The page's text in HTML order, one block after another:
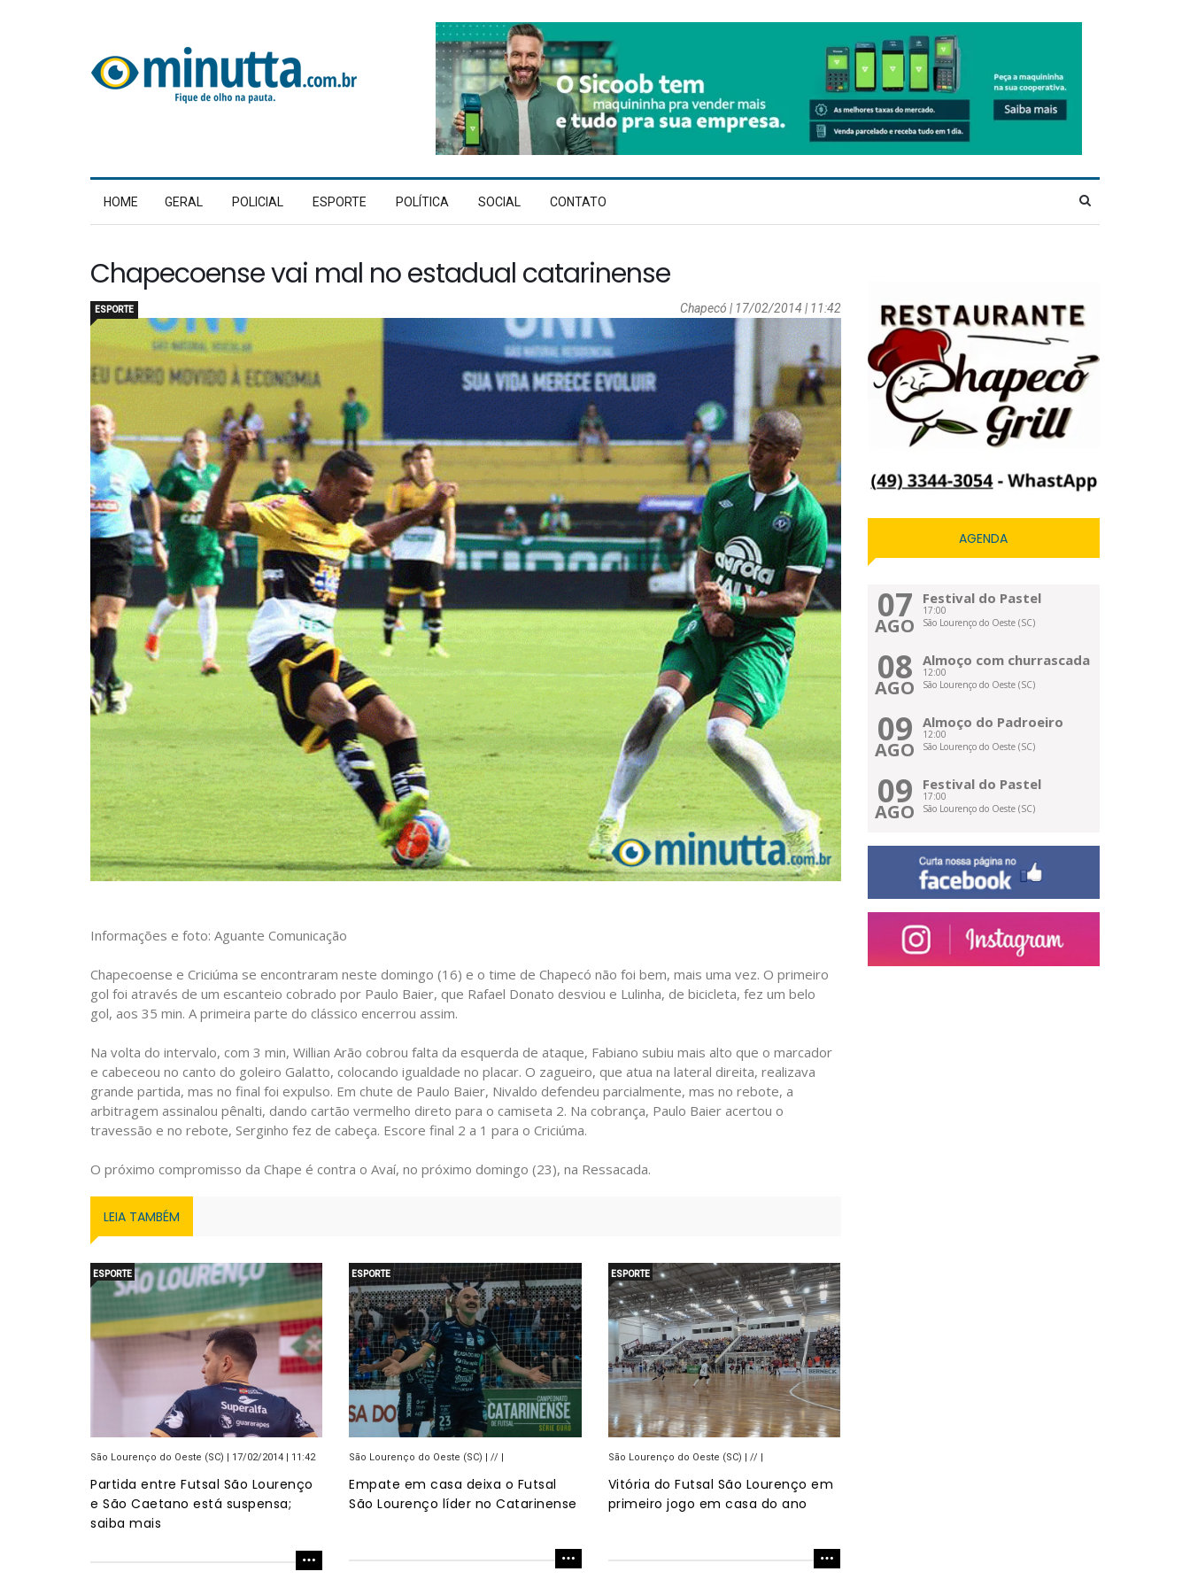
HOME GERAL POLICIAL ESPORTE POLÍTICA SOCIAL CONTATO
Chapecoense vai mal no estadual catarinense
ESPORTE Chapecó | 17/02/2014 | 11:42
Informações e foto: Aguante Comunicação
Chapecoense e Criciúma se encontraram neste domingo (16) e o time de Chapecó não foi bem, mais uma vez. O primeiro
gol foi através de um escanteio cobrado por Paulo Baier, que Rafael Donato desviou e Lulinha, de bicicleta, fez um belo
gol, aos 35 min. A primeira parte do clássico encerrou assim.
Na volta do intervalo, com 3 min, Willian Arão cobrou falta da esquerda de ataque, Fabiano subiu mais alto que o marcador
e cabeceou no canto do goleiro Galatto, colocando igualdade no placar. O zagueiro, que atua na lateral direita, realizava
grande partida, mas no final foi expulso. Em chute de Paulo Baier, Nivaldo defendeu parcialmente, mas no rebote, a
arbitragem assinalou pênalti, dando cartão vermelho direto para o camiseta 2. Na cobrança, Paulo Baier acertou o
travessão e no rebote, Serginho fez de cabeça. Escore final 2 a 1 para o Criciúma.
O próximo compromisso da Chape é contra o Avaí, no próximo domingo (23), na Ressacada.
LEIA TAMBÉM
ESPORTE
São Lourenço do Oeste (SC) | 17/02/2014 | 11:42
Partida entre Futsal São Lourenço
e São Caetano está suspensa;
saiba mais
ESPORTE
São Lourenço do Oeste (SC) | // |
Empate em casa deixa o Futsal
São Lourenço líder no Catarinense
ESPORTE
São Lourenço do Oeste (SC) | // |
Vitória do Futsal São Lourenço em
primeiro jogo em casa do ano
AGENDA
07
AGO
Festival do Pastel
17:00
São Lourenço do Oeste (SC)
08
AGO
Almoço com churrascada
12:00
São Lourenço do Oeste (SC)
09
AGO
Almoço do Padroeiro
12:00
São Lourenço do Oeste (SC)
09
AGO
Festival do Pastel
17:00
São Lourenço do Oeste (SC)